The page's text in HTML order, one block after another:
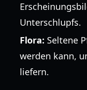
Unterschlupfs.
Flora: Seltene
werden kann,
liefern.